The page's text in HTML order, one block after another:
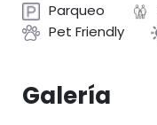
Parqueo
Pet Friendly
Galería